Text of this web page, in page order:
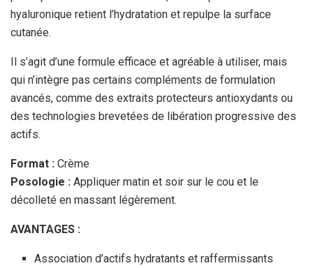
hyaluronique retient l’hydratation et repulpe la surface
cutanée.
Il s’agit d’une formule efficace et agréable à utiliser, mais
qui n’intègre pas certains compléments de formulation
avancés, comme des extraits protecteurs antioxydants ou
des technologies brevetées de libération progressive des
actifs.
Format : Crème
Posologie : Appliquer matin et soir sur le cou et le
décolleté en massant légèrement.
AVANTAGES :
Association d’actifs hydratants et raffermissants